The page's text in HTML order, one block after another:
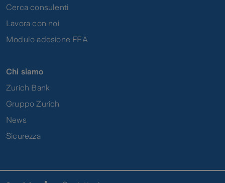
Cerca consulenti
Lavora con noi
Modulo adesione FEA
Chi siamo
Zurich Bank
Gruppo Zurich
News
Sicurezza